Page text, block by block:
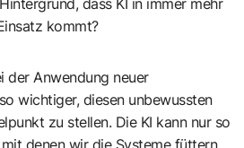
kommt?
der Anwendung neuer
wichtiger, diesen unbewussten
zu stellen. Die KI kann nur so
denen wir die Systeme füttern.